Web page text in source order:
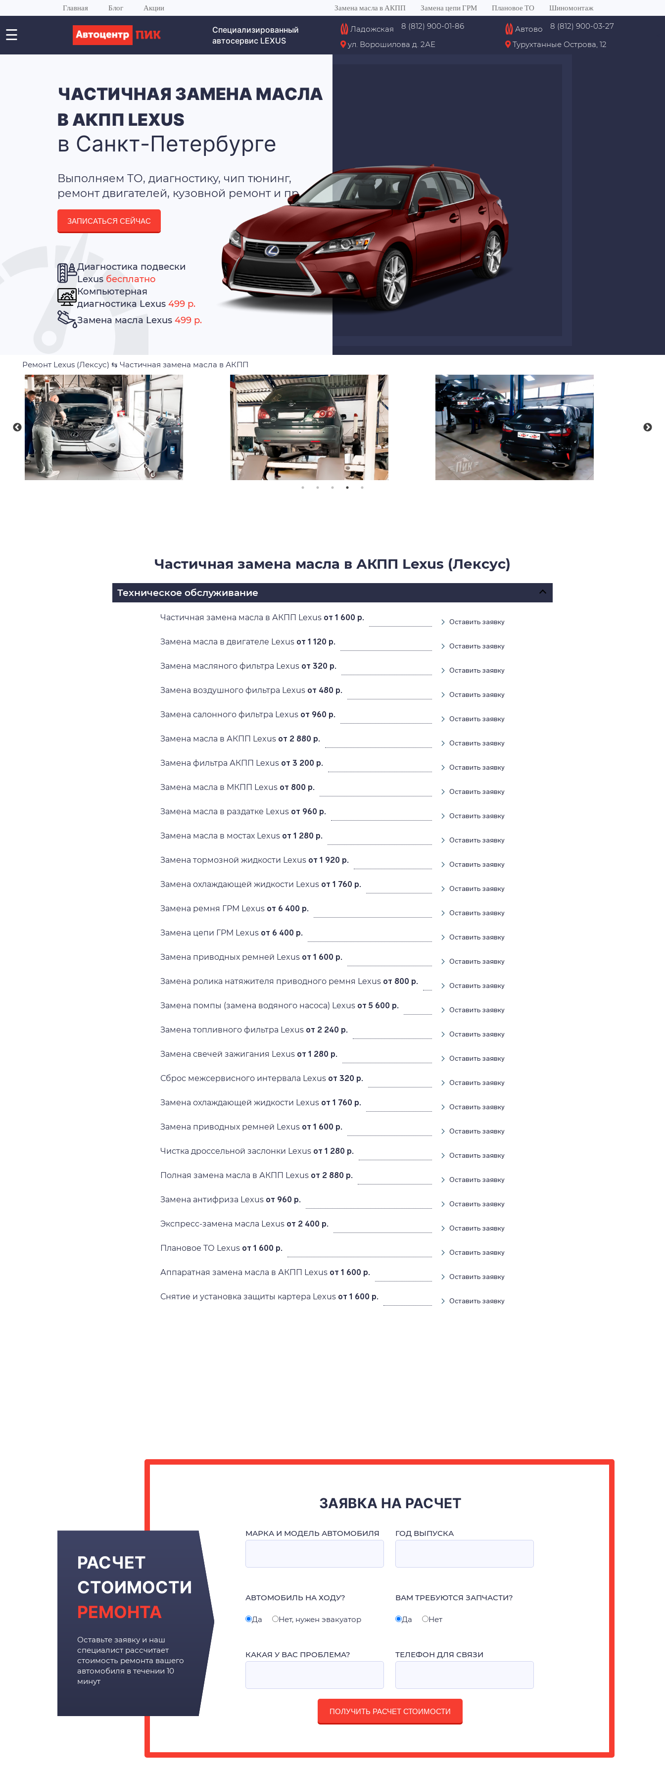
Главная Блог Акции Замена масла в АКПП Замена цепи ГРМ Плановое ТО Шиномонтаж
☰
Специализированный
автосервис LEXUS
Ладожская
8 (812) 900-01-86
ул. Ворошилова д. 2АЕ
Автово
8 (812) 900-03-27
Турухтанные Острова, 12
ЧАСТИЧНАЯ ЗАМЕНА МАСЛА
В АКПП LEXUS
в Санкт-Петербурге
Выполняем ТО, диагностику, чип тюнинг,
ремонт двигателей, кузовной ремонт и пр.
ЗАПИСАТЬСЯ СЕЙЧАС
Диагностика подвески
Lexus бесплатно
Компьютерная
диагностика Lexus 499 р.
Замена масла Lexus 499 р.
Ремонт Lexus (Лексус) ⇆ Частичная замена масла в АКПП
Частичная замена масла в АКПП Lexus (Лексус)
Техническое обслуживание
Частичная замена масла в АКПП Lexus от 1 600 р. Оставить заявку
Замена масла в двигателе Lexus от 1 120 р. Оставить заявку
Замена масляного фильтра Lexus от 320 р. Оставить заявку
Замена воздушного фильтра Lexus от 480 р. Оставить заявку
Замена салонного фильтра Lexus от 960 р. Оставить заявку
Замена масла в АКПП Lexus от 2 880 р. Оставить заявку
Замена фильтра АКПП Lexus от 3 200 р. Оставить заявку
Замена масла в МКПП Lexus от 800 р. Оставить заявку
Замена масла в раздатке Lexus от 960 р. Оставить заявку
Замена масла в мостах Lexus от 1 280 р. Оставить заявку
Замена тормозной жидкости Lexus от 1 920 р. Оставить заявку
Замена охлаждающей жидкости Lexus от 1 760 р. Оставить заявку
Замена ремня ГРМ Lexus от 6 400 р. Оставить заявку
Замена цепи ГРМ Lexus от 6 400 р. Оставить заявку
Замена приводных ремней Lexus от 1 600 р. Оставить заявку
Замена ролика натяжителя приводного ремня Lexus от 800 р. Оставить заявку
Замена помпы (замена водяного насоса) Lexus от 5 600 р. Оставить заявку
Замена топливного фильтра Lexus от 2 240 р. Оставить заявку
Замена свечей зажигания Lexus от 1 280 р. Оставить заявку
Сброс межсервисного интервала Lexus от 320 р. Оставить заявку
Замена охлаждающей жидкости Lexus от 1 760 р. Оставить заявку
Замена приводных ремней Lexus от 1 600 р. Оставить заявку
Чистка дроссельной заслонки Lexus от 1 280 р. Оставить заявку
Полная замена масла в АКПП Lexus от 2 880 р. Оставить заявку
Замена антифриза Lexus от 960 р. Оставить заявку
Экспресс-замена масла Lexus от 2 400 р. Оставить заявку
Плановое ТО Lexus от 1 600 р. Оставить заявку
Аппаратная замена масла в АКПП Lexus от 1 600 р. Оставить заявку
Снятие и установка защиты картера Lexus от 1 600 р. Оставить заявку
РАСЧЕТ
СТОИМОСТИ
РЕМОНТА
Оставьте заявку и наш
специалист рассчитает
стоимость ремонта вашего
автомобиля в течении 10
минут
ЗАЯВКА НА РАСЧЕТ
МАРКА И МОДЕЛЬ АВТОМОБИЛЯ ГОД ВЫПУСКА
АВТОМОБИЛЬ НА ХОДУ?
Да Нет, нужен эвакуатор
ВАМ ТРЕБУЮТСЯ ЗАПЧАСТИ?
Да Нет
КАКАЯ У ВАС ПРОБЛЕМА? ТЕЛЕФОН ДЛЯ СВЯЗИ
ПОЛУЧИТЬ РАСЧЕТ СТОИМОСТИ